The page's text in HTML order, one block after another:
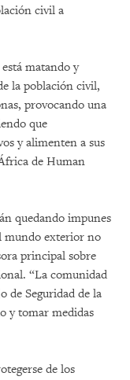
civil a
matando y
la población civil,
provocando una
que
y alimenten a sus
de Human
quedando impunes
mundo exterior no
principal sobre
“La comunidad
de Seguridad de la
y tomar medidas
de los